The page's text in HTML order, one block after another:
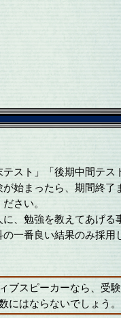
スト」「後期中間テス
始まったら、期間終了
さい。
、勉強を教えてあげる
一番良い結果のみ採用
ブスピーカーなら、受
にはならないでしょう。